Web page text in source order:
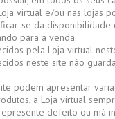
virtual e/ou nas lojas
se da
para a venda.
pela Loja virtual
neste site não
podem apresentar
a Loja virtual
defeito ou má